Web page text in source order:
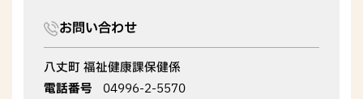
お問い合わせ
八丈町 福祉健康課保健係
電話番号
04996-2-5570